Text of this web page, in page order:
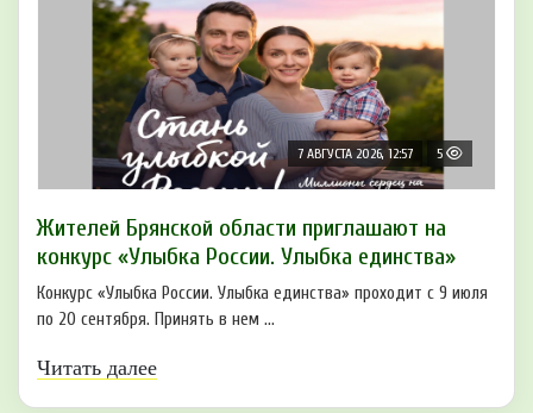
7 АВГУСТА 2026, 12:57 5
Жителей Брянской области приглашают на
конкурс «Улыбка России. Улыбка единства»
Конкурс «Улыбка России. Улыбка единства» проходит с 9 июля
по 20 сентября. Принять в нем ...
Читать далее